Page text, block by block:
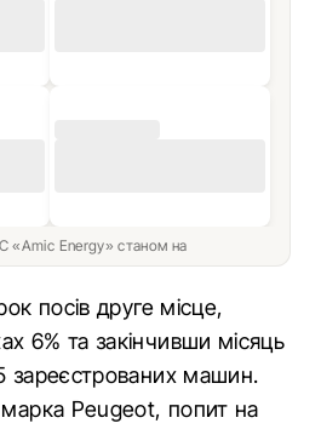
«Amic Energy» станом на
посів друге місце,
6% та закінчивши місяць
зареєстрованих машин.
Peugeot, попит на